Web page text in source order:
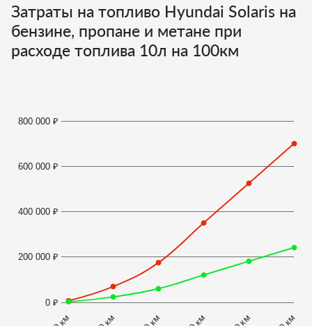
Затраты на топливо Hyundai Solaris на
бензине, пропане и метане при
расходе топлива 10л на 100км
0 ₽
200 000 ₽
400 000 ₽
600 000 ₽
800 000 ₽